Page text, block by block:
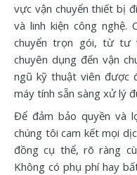
vực vận chuyển thiết bị
và linh kiện công nghệ.
chuyển trọn gói, từ tư
chuyên dụng đến vận
ngũ kỹ thuật viên được
máy tính sẵn sàng xử lý
Để đảm bảo quyền và
chúng tôi cam kết mọi
đồng cụ thể, rõ ràng
Không có phụ phí hay